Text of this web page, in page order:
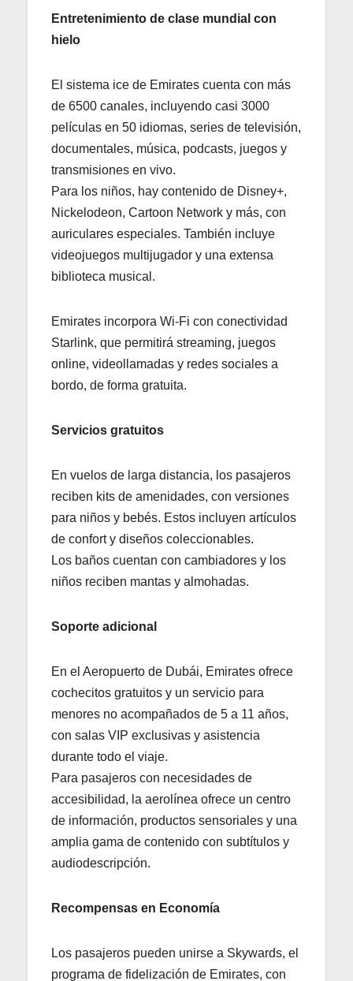
Entretenimiento de clase mundial con
hielo
El sistema ice de Emirates cuenta con más
de 6500 canales, incluyendo casi 3000
películas en 50 idiomas, series de televisión,
documentales, música, podcasts, juegos y
transmisiones en vivo.
Para los niños, hay contenido de Disney+,
Nickelodeon, Cartoon Network y más, con
auriculares especiales. También incluye
videojuegos multijugador y una extensa
biblioteca musical.
Emirates incorpora Wi-Fi con conectividad
Starlink, que permitirá streaming, juegos
online, videollamadas y redes sociales a
bordo, de forma gratuita.
Servicios gratuitos
En vuelos de larga distancia, los pasajeros
reciben kits de amenidades, con versiones
para niños y bebés. Estos incluyen artículos
de confort y diseños coleccionables.
Los baños cuentan con cambiadores y los
niños reciben mantas y almohadas.
Soporte adicional
En el Aeropuerto de Dubái, Emirates ofrece
cochecitos gratuitos y un servicio para
menores no acompañados de 5 a 11 años,
con salas VIP exclusivas y asistencia
durante todo el viaje.
Para pasajeros con necesidades de
accesibilidad, la aerolínea ofrece un centro
de información, productos sensoriales y una
amplia gama de contenido con subtítulos y
audiodescripción.
Recompensas en Economía
Los pasajeros pueden unirse a Skywards, el
programa de fidelización de Emirates, con